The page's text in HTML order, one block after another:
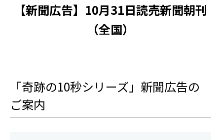
【新聞広告】10月31日読売新聞朝刊
（全国）
「奇跡の10秒シリーズ」新聞広告の
ご案内